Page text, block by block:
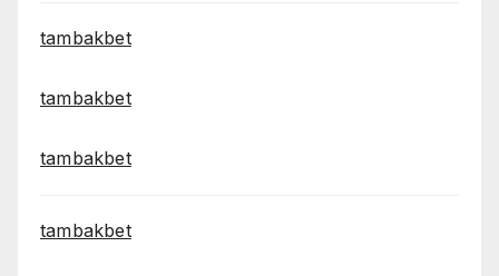
tambakbet
tambakbet
tambakbet
tambakbet